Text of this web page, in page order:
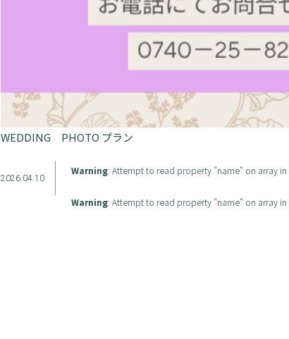
WEDDING PHOTO プラン
2026.04.10
Warning: Attempt to read property "name" on array in
Warning: Attempt to read property "name" on array in